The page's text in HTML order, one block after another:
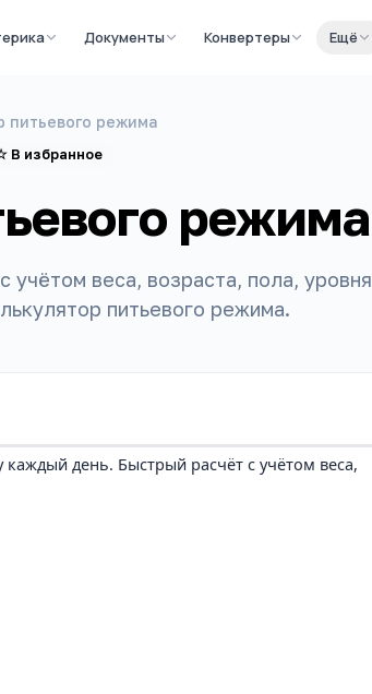
Документы Конвертеры Ещё
питьевого режима
В избранное
режима
учётом веса, возраста, пола, уровня
питьевого режима.
день. Быстрый расчёт с учётом веса,